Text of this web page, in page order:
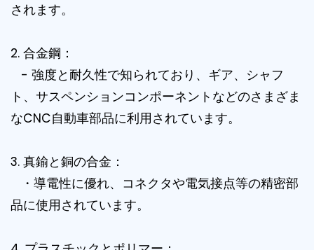
されます。
2. 合金鋼：
- 強度と耐久性で知られており、ギア、シャフ
ト、サスペンションコンポーネントなどのさまざま
なCNC自動車部品に利用されています。
3. 真鍮と銅の合金：
・導電性に優れ、コネクタや電気接点等の精密部
品に使用されています。